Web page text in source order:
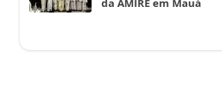
da AMIRE em Mauá